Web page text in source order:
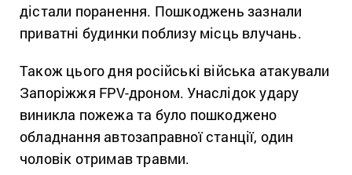
дістали поранення. Пошкоджень зазнали
приватні будинки поблизу місць влучань.
Також цього дня російські війська атакували
Запоріжжя FPV-дроном. Унаслідок удару
виникла пожежа та було пошкоджено
обладнання автозаправної станції, один
чоловік отримав травми.